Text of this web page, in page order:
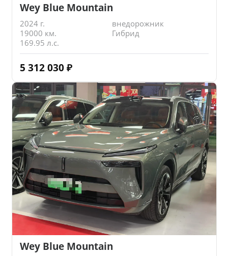
Wey Blue Mountain
2024 г.
внедорожник
19000 км.
Гибрид
169.95 л.с.
5 312 030 ₽
Wey Blue Mountain